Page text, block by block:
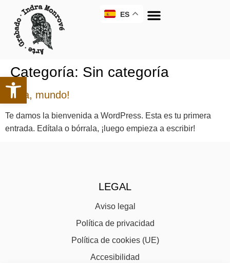
ES
Categoría: Sin categoría
¡Hola, mundo!
Te damos la bienvenida a WordPress. Esta es tu primera
entrada. Edítala o bórrala, ¡luego empieza a escribir!
LEGAL
Aviso legal
Política de privacidad
Política de cookies (UE)
Accesibilidad